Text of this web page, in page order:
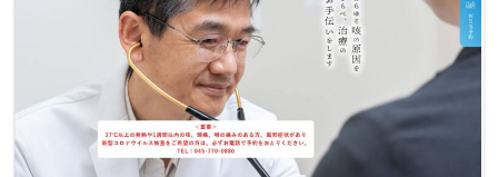
全体として、一般内科・呼吸器内科としての確かな専門性
と、患者様に寄り添う柔らかな雰囲気を、デザイン・文
章・導線すべてで丁寧に表現したホームページに仕上がっ
いう二本柱が自然に伝わる導線づくりを大切にしました。
デザインでは、院内のウッド調インテリアを反映したベー
ジュ・ブラウンの落ち着いた配色を基調に、ロゴにも使用
されている淡いグリーンをアクセントとして配置。優しく
柔らかなビジュアルで、初めての方でも安心感を抱ける雰
囲気を演出しました。「こんな症状はありませんか？」の
セクションでは、呼吸器・消化器・アレルギーなど科目ご